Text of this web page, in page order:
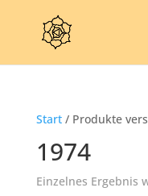
Start/ Produkte
1974
Einzelnes Ergebnis